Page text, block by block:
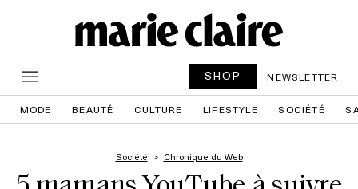
SHOP NEWSLETTER
MODE BEAUTÉ CULTURE LIFESTYLE SOCIÉTÉ
Société Chronique du Web